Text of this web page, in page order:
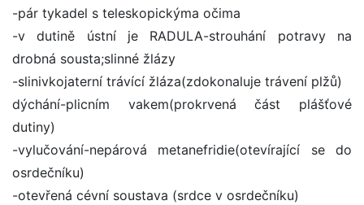
-pár tykadel s teleskopickýma očima
-v dutině ústní je RADULA-strouhání potravy na
drobná sousta;slinné žlázy
-slinivkojaterní trávící žláza(zdokonaluje trávení plžů)
dýchání-plicním vakem(prokrvená část plášťové
dutiny)
-vylučování-nepárová metanefridie(otevírající se do
osrdečníku)
-otevřená cévní soustava (srdce v osrdečníku)